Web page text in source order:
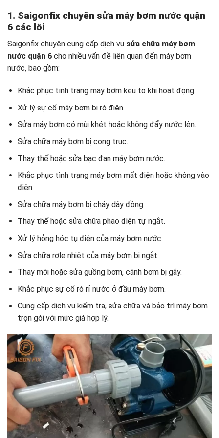
1. Saigonfix chuyên sửa máy bơm nước quận
6 các lỗi
Saigonfix chuyên cung cấp dịch vụ sửa chữa máy bơm
nước quận 6 cho nhiều vấn đề liên quan đến máy bơm
nước, bao gồm:
Khắc phục tình trạng máy bơm kêu to khi hoạt động.
Xử lý sự cố máy bơm bị rò điện.
Sửa máy bơm có mùi khét hoặc không đẩy nước lên.
Sửa chữa máy bơm bị cong trục.
Thay thế hoặc sửa bạc đạn máy bơm nước.
Khắc phục tình trạng máy bơm mất điện hoặc không vào
điện.
Sửa chữa máy bơm bị cháy dây đồng.
Thay thế hoặc sửa chữa phao điện tự ngắt.
Xử lý hỏng hóc tụ điện của máy bơm nước.
Sửa chữa rơle nhiệt của máy bơm bị ngắt.
Thay mới hoặc sửa guồng bơm, cánh bơm bị gãy.
Khắc phục sự cố rò rỉ nước ở đầu máy bơm.
Cung cấp dịch vụ kiểm tra, sửa chữa và bảo trì máy bơm
trọn gói với mức giá hợp lý.